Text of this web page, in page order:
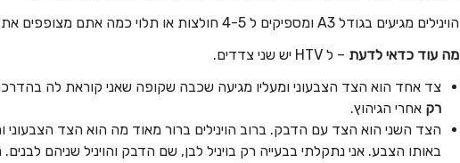
הוינילים מגיעים בגודל A3 ומספיקים ל 4-5 חולצות או תלוי כמה אתם מצופפים את הדוגמאות 🙂
מה עוד כדאי לדעת – ל HTV יש שני צדדים.
צד אחד הוא הצד הצבעוני ומעליו מגיעה שכבה שקופה שאני קוראת לה
רק אחרי הגיהוץ.
הצד השני הוא הצד עם הדבק. ברוב הוינילים ברור מאוד מה הוא הצד
באותו הצבע. אני נתקלתי בבעייה רק בויניל לבן, שם הדבק והויניל שניהם